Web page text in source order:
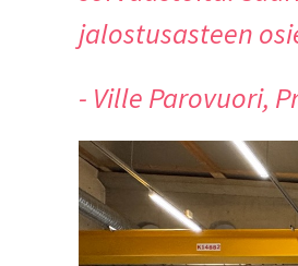
jalostusasteen
- Ville Parovuori,